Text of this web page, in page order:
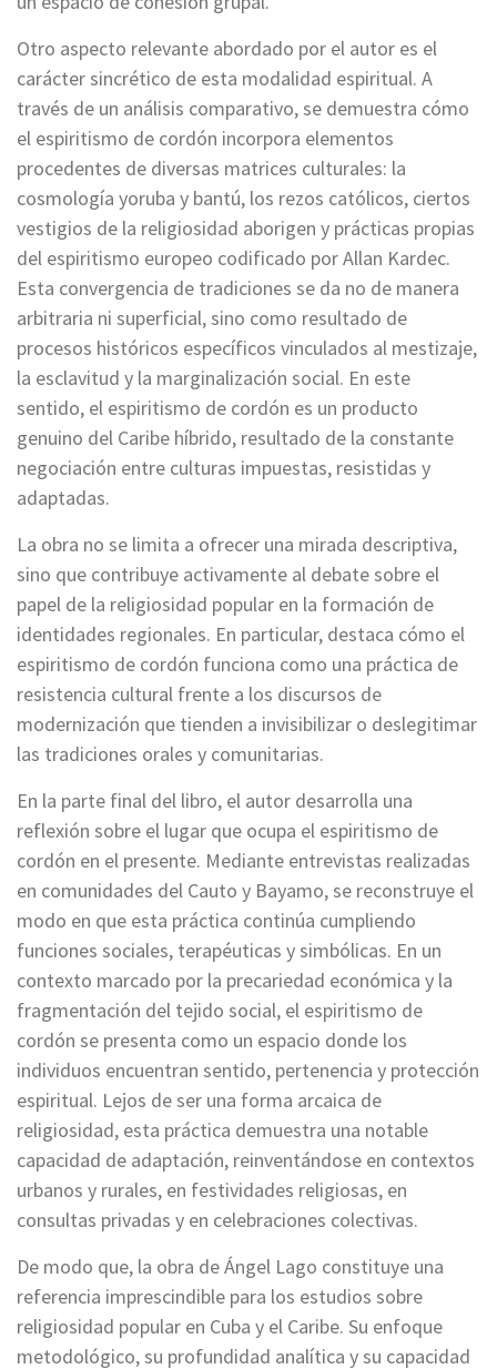
Otro aspecto relevante abordado por el autor es el
carácter sincrético de esta modalidad espiritual. A
través de un análisis comparativo, se demuestra cómo
el espiritismo de cordón incorpora elementos
procedentes de diversas matrices culturales: la
cosmología yoruba y bantú, los rezos católicos, ciertos
vestigios de la religiosidad aborigen y prácticas propias
del espiritismo europeo codificado por Allan Kardec.
Esta convergencia de tradiciones se da no de manera
arbitraria ni superficial, sino como resultado de
procesos históricos específicos vinculados al mestizaje,
la esclavitud y la marginalización social. En este
sentido, el espiritismo de cordón es un producto
genuino del Caribe híbrido, resultado de la constante
negociación entre culturas impuestas, resistidas y
adaptadas.
La obra no se limita a ofrecer una mirada descriptiva,
sino que contribuye activamente al debate sobre el
papel de la religiosidad popular en la formación de
identidades regionales. En particular, destaca cómo el
espiritismo de cordón funciona como una práctica de
resistencia cultural frente a los discursos de
modernización que tienden a invisibilizar o deslegitimar
las tradiciones orales y comunitarias.
En la parte final del libro, el autor desarrolla una
reflexión sobre el lugar que ocupa el espiritismo de
cordón en el presente. Mediante entrevistas realizadas
en comunidades del Cauto y Bayamo, se reconstruye el
modo en que esta práctica continúa cumpliendo
funciones sociales, terapéuticas y simbólicas. En un
contexto marcado por la precariedad económica y la
fragmentación del tejido social, el espiritismo de
cordón se presenta como un espacio donde los
individuos encuentran sentido, pertenencia y protección
espiritual. Lejos de ser una forma arcaica de
religiosidad, esta práctica demuestra una notable
capacidad de adaptación, reinventándose en contextos
urbanos y rurales, en festividades religiosas, en
consultas privadas y en celebraciones colectivas.
De modo que, la obra de Ángel Lago constituye una
referencia imprescindible para los estudios sobre
religiosidad popular en Cuba y el Caribe. Su enfoque
metodológico, su profundidad analítica y su capacidad